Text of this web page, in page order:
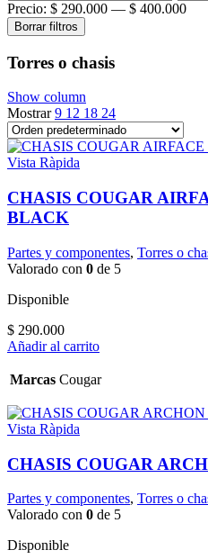
Precio: $ 290.000 — $ 400.000
Borrar filtros
Torres o chasis
Show column
Mostrar9 12 18 24
Vista Ràpida
CHASIS COUGAR
BLACK
Partes y componentes, Torres o
Valorado con 0 de 5
Disponible
$ 290.000
Añadir al carrito
Marcas Cougar
Vista Ràpida
CHASIS COUGAR
Partes y componentes, Torres o
Valorado con 0 de 5
Disponible